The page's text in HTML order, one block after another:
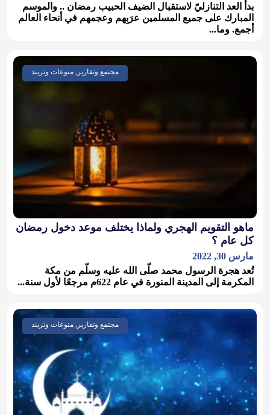
‏بدأ العد التنازليّ لاستقبال الضيف الحبيب رمضان .. والموسم
المبارك على جميع المسلمين عرَبِهم وعجمهم ‏في أنحاء العالم
أجمع. ‏وما...
مجتمع وتقارير, منوعات وتريند
ماهو التقويم الهجري ولماذا يختلف موعد دخول رمضان
كل عام ؟
مارس 30, 2022
تُعد هجرة الرسول محمد صلّى الله عليه وسلّم من مكة
المكرمة إلى المدينة المنورة في عام 622م مرجعًا لأول سنة...
مجتمع وتقارير, منوعات وتريند